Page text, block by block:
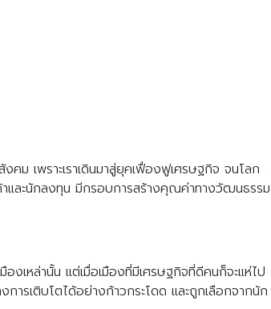
เพราะเราเดินมาสู่ยุคเฟื่องฟูเศรษฐกิจ จนโลก
และนักลงทุน มีกรอบการสร้างคุณค่าทางวัฒนธรรม
เหล่านั้น แต่เมื่อเมืองที่มีเศรษฐกิจที่ดีคนก็จะแห่ไป
รเติบโตได้อย่างก้าวกระโดด และถูกเลือกจากนัก